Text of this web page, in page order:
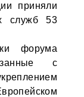
приняли
служб 53
форума
с